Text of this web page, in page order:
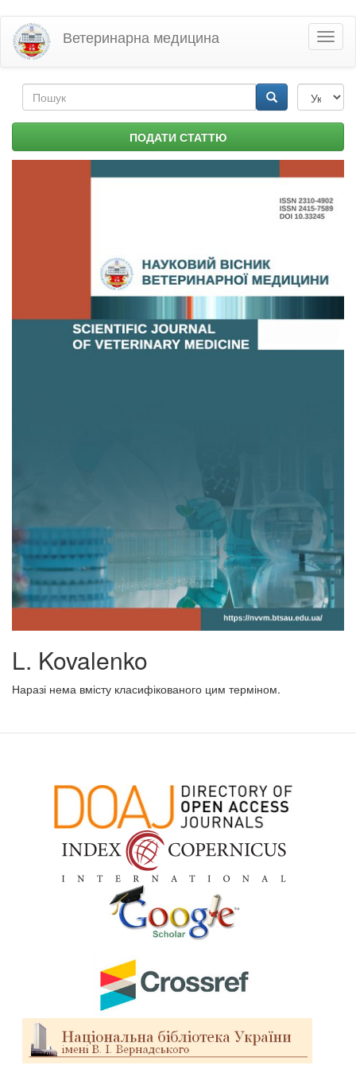
Перейти
основного
матеріалу
Ветеринарна медицина
Пошукова
форма ПОДАТИ СТАТТЮ
L. Kovalenko
Наразі нема вмісту класифікованого цим терміном.